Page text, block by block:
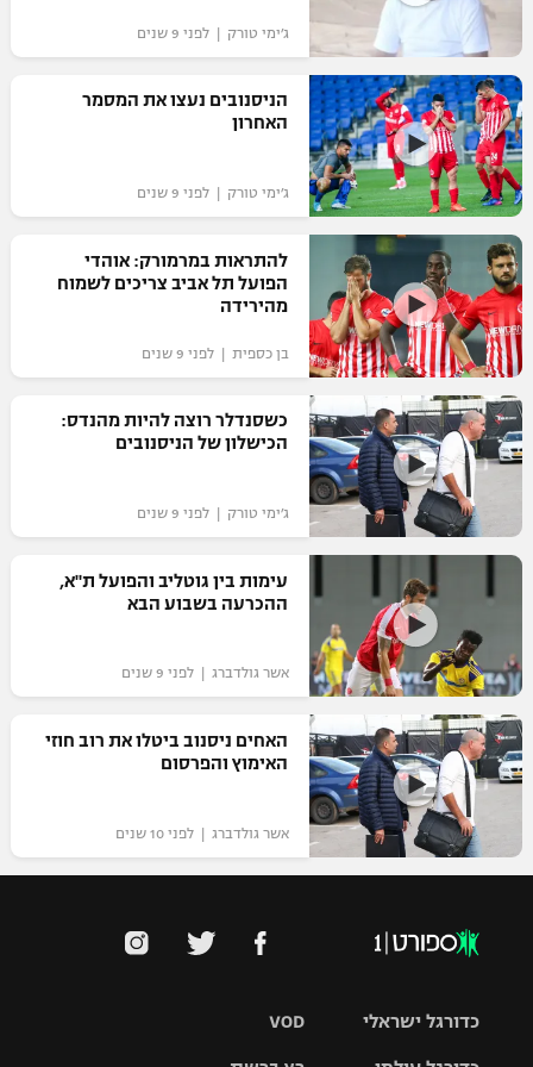
"מחצית בשכונה" – פודקאסט
משתתפים וזוכים בפרסים
תקנון משתתפים וזוכים בפרסים
תקנון עבור פעילות אלקטרה
תקנון עבור פעילות ספורט 1 – "מרלן"
טניס
גיימינג E-Sports
תנאי שימוש
מדיניות פרטיות
תקנון פעילות ספורט 1
הצטרפות לחבילת הערוצים
לוח דרושים – ג'ובנט
תגיות
המגזין
אופניים
ספורט מוטורי
כדורמים
פוטבול אמריקאי NFL
בייסבול MLB
ספורט אתגרי ואקסטרים
אומנויות לחימה
גיימינג E-Sports
ג׳ימי טורק | לפני 9 שנים
הניסנובים נעצו את המסמר
האחרון
ג׳ימי טורק | לפני 9 שנים
להתראות במרמורק: אוהדי
הפועל תל אביב צריכים לשמוח
מהירידה
בן כספית | לפני 9 שנים
כשסנדלר רוצה להיות מהנדס:
הכישלון של הניסנובים
ג׳ימי טורק | לפני 9 שנים
עימות בין גוטליב והפועל ת"א,
ההכרעה בשבוע הבא
אשר גולדברג | לפני 9 שנים
האחים ניסנוב ביטלו את רוב חוזי
האימוץ והפרסום
אשר גולדברג | לפני 10 שנים
VOD כדורגל ישראלי